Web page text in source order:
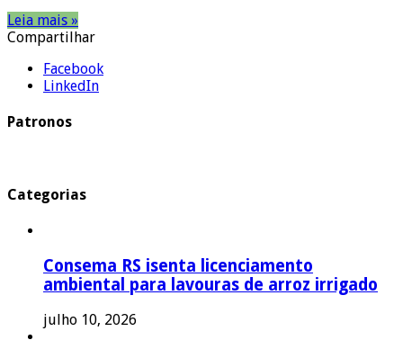
Leia mais »
Compartilhar
Facebook
LinkedIn
Patronos
Categorias
Consema RS isenta licenciamento
ambiental para lavouras de arroz irrigado
julho 10, 2026